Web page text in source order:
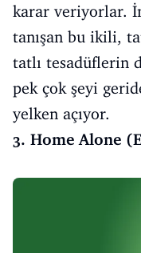
karar veriyorlar.
tanışan bu ikili,
tatlı tesadüflerin
pek çok şeyi
yelken açıyor.
3. Home Alone